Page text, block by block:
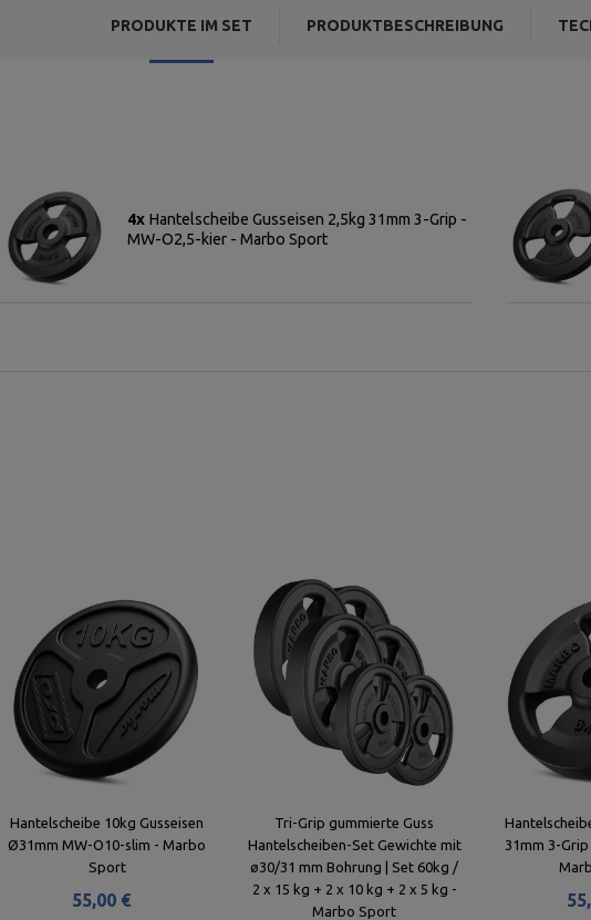
PRODUKTE IM SET PRODUKTBESCHREIBUNG
4x Hantelscheibe Gusseisen 2,5kg 31mm 3-Grip -
MW-O2,5-kier - Marbo Sport
Hantelscheibe 10kg Gusseisen
Ø31mm MW-O10-slim - Marbo
Sport
55,00 €
Tri-Grip gummierte Guss
Hantelscheiben-Set Gewichte mit
ø30/31 mm Bohrung | Set 60kg /
2 x 15 kg + 2 x 10 kg + 2 x 5 kg -
Marbo Sport
31mm 3-